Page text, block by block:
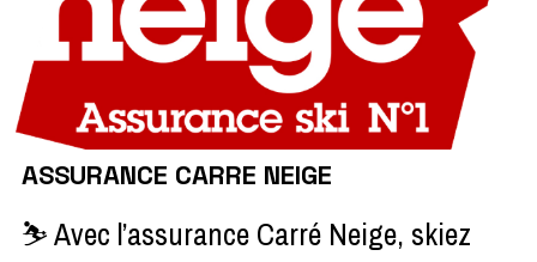
ASSURANCE CARRE NEIGE
⛷️ Avec l’assurance Carré Neige, skiez